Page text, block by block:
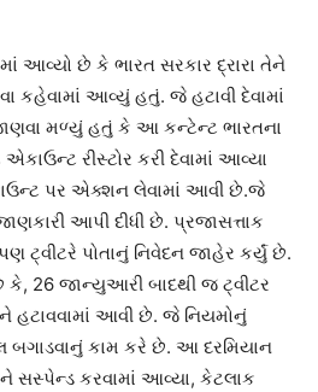
આવ્યો છે કે ભારત સરકાર દ્રારા તેને
કહેવામાં આવ્યું હતું. જે હટાવી દેવામાં
મળ્યું હતું કે આ કન્ટેન્ટ ભારતના
રીસ્ટોર કરી દેવામાં આવ્યા
પર એક્શન લેવામાં આવી છે.જે
આપી દીધી છે. પ્રજાસત્તાક
ટ્વીટરે પોતાનું નિવેદન જાહેર કર્યું છે.
કે, 26 જાન્યુઆરી બાદથી જ ટ્વીટર
હટાવવામાં આવી છે. જે નિયમોનું
કામ કરે છે. આ દરમિયાન
સસ્પેન્ડ કરવામાં આવ્યા, કેટલાક